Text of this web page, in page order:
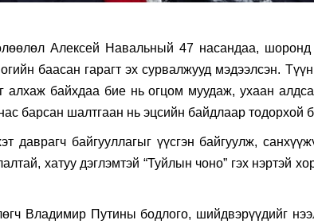
Алексей Навальный 47 насандаа, шоронд
баасан гарагт эх сурвалжууд мэдээлсэн.
алхаж байхдаа бие нь огцом муудаж, ухаан
барсан шалтгаан нь эцсийн байдлаар тодорхой
даврагч байгууллагыг үүсгэн байгуулж,
хатуу дэглэмтэй “Туйлын чоно” гэх нэртэй
Владимир Путины бодлого, шийдвэрүүдийг